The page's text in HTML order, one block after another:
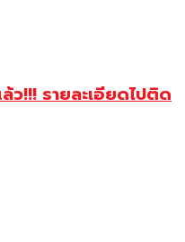
ว!!! รายละเอียดไปติด